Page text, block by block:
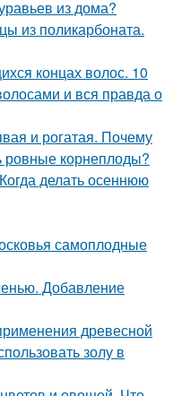
из дома?
из поликарбоната.
концах волос. 10
и вся правда о
и рогатая. Почему
ровные корнеплоды?
делать осеннюю
самоплодные
Добавление
древесной
золу в